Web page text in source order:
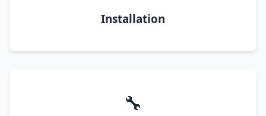
Installation
🔧